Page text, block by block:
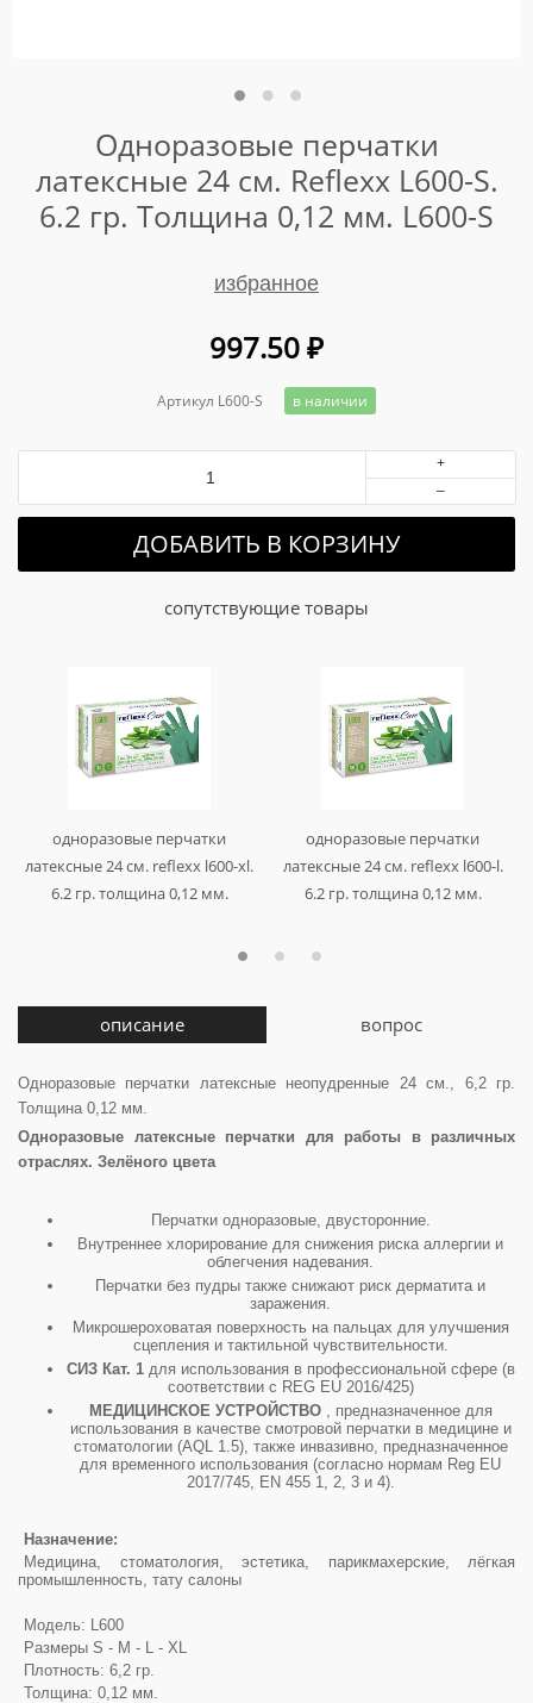
Одноразовые перчатки
латексные 24 см. Reflexx L600-S.
6.2 гр. Толщина 0,12 мм. L600-S
избранное
997.50₽
Артикул L600-S в наличии
+
–
ДОБАВИТЬ В КОРЗИНУ
сопутствующие товары
одноразовые перчатки
латексные 24 см. reflexx l600-xl.
6.2 гр. толщина 0,12 мм.
одноразовые перчатки
латексные 24 см. reflexx l600-l.
6.2 гр. толщина 0,12 мм.
описание вопрос
Одноразовые перчатки латексные неопудренные 24 см., 6,2 гр.
Толщина 0,12 мм.
Одноразовые латексные перчатки для работы в различных
отраслях. Зелёного цвета
Перчатки одноразовые, двусторонние.
Внутреннее хлорирование для снижения риска аллергии и
облегчения надевания.
Перчатки без пудры также снижают риск дерматита и
заражения.
Микрошероховатая поверхность на пальцах для улучшения
сцепления и тактильной чувствительности.
СИЗ Кат. 1для использования в профессиональной сфере (в
соответствии с REG EU 2016/425)
МЕДИЦИНСКОЕ УСТРОЙСТВО, предназначенное для
использования в качестве смотровой перчатки в медицине и
стоматологии (AQL 1.5), также инвазивно, предназначенное
для временного использования (согласно нормам Reg EU
2017/745, EN 455 1, 2, 3 и 4).
Назначение:
Медицина, стоматология, эстетика, парикмахерские, лёгкая
промышленность, тату салоны
Модель: L600
Размеры S - M - L - XL
Плотность: 6,2 гр.
Толщина: 0,12 мм.